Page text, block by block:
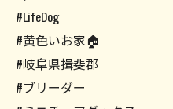
#LifeDog
#黄色いお家🏠
#岐阜県揖斐郡
#ブリーダー